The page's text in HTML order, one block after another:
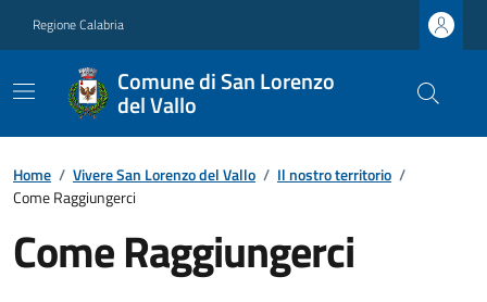
Regione Calabria
Comune di San Lorenzo
del Vallo
Home / Vivere San Lorenzo del Vallo / Il nostro territorio /
Come Raggiungerci
Come Raggiungerci